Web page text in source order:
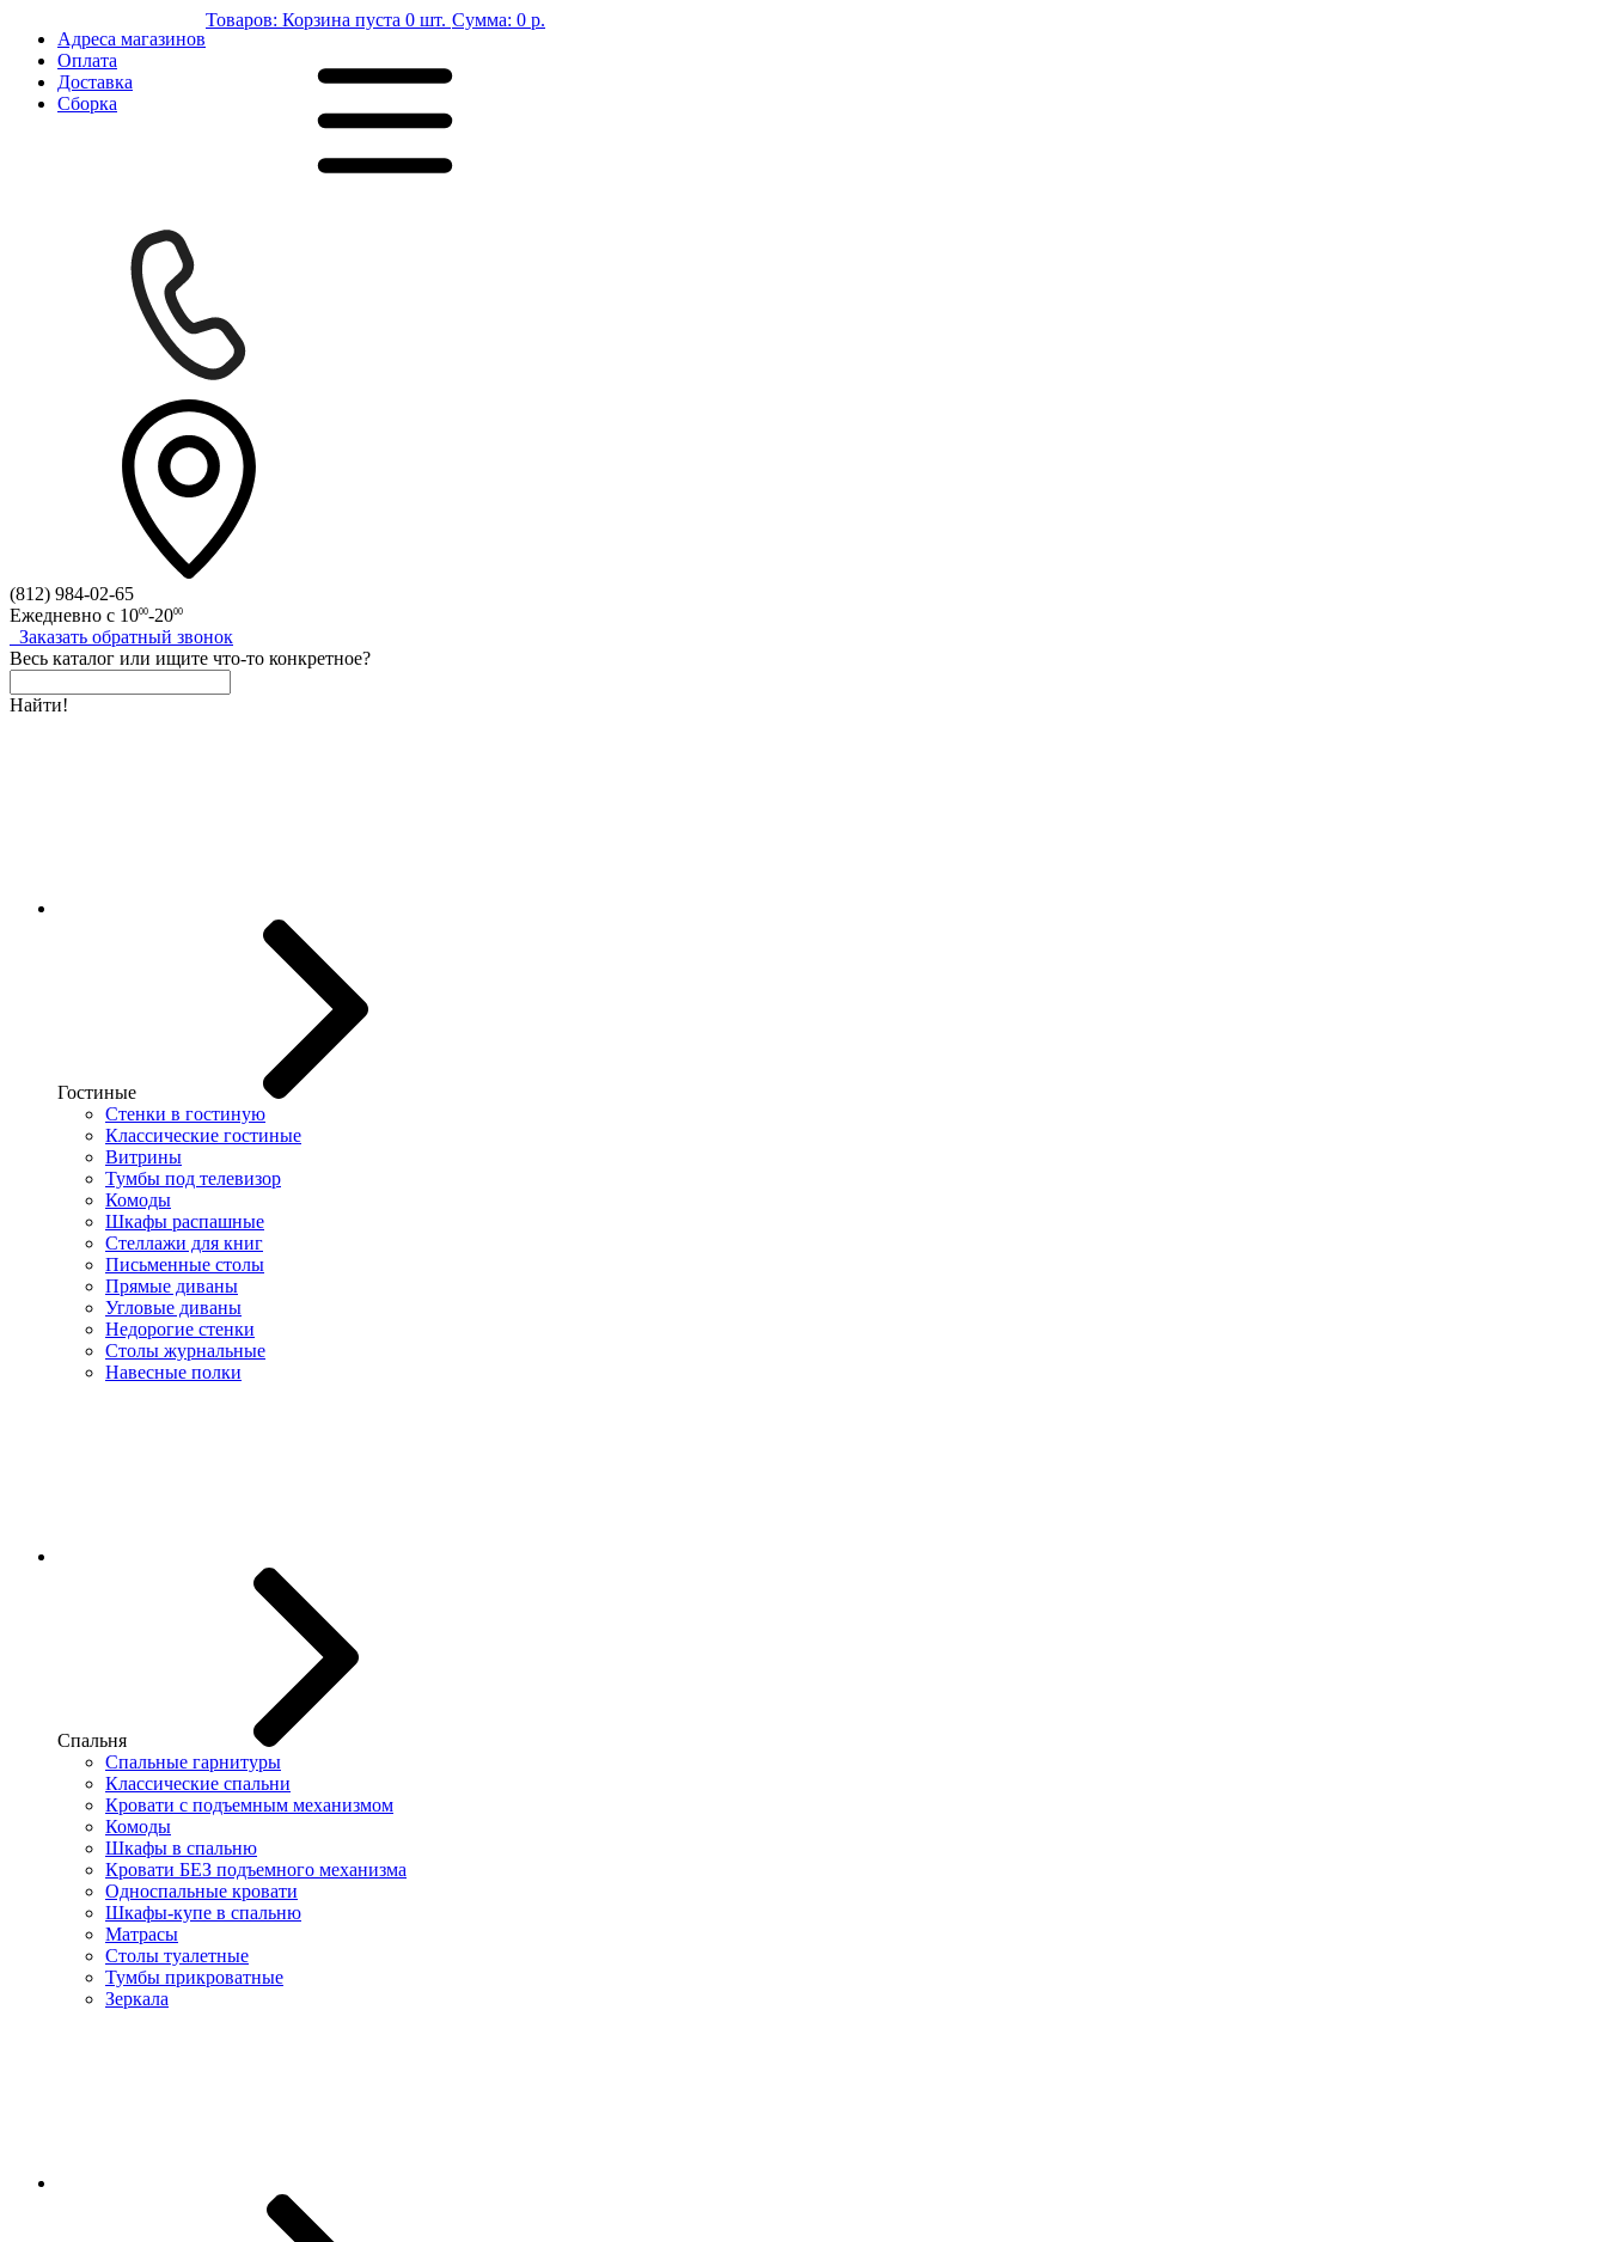
Адреса магазинов
Оплата
Доставка
Сборка
Товаров: Корзина пуста 0 шт. Сумма: 0 р.
(812) 984-02-65
Ежедневно с 1000-2000
Заказать обратный звонок
Весь каталог или ищите что-то конкретное?
Найти!
Гостиные
Стенки в гостиную
Классические гостиные
Витрины
Тумбы под телевизор
Комоды
Шкафы распашные
Стеллажи для книг
Письменные столы
Прямые диваны
Угловые диваны
Недорогие стенки
Столы журнальные
Навесные полки
Спальня
Спальные гарнитуры
Классические спальни
Кровати с подъемным механизмом
Комоды
Шкафы в спальню
Кровати БЕЗ подъемного механизма
Односпальные кровати
Шкафы-купе в спальню
Матрасы
Столы туалетные
Тумбы прикроватные
Зеркала